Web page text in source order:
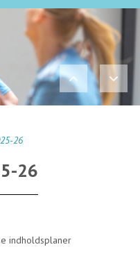
26
26
indholdsplaner